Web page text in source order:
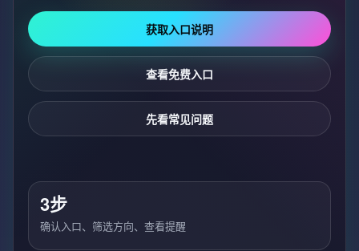
获取入口说明
查看免费入口
先看常见问题
3步
确认入口、筛选方向、查看提醒